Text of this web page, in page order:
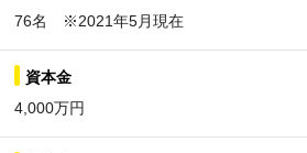
76名 ※2021年5月現在
資本金
4,000万円